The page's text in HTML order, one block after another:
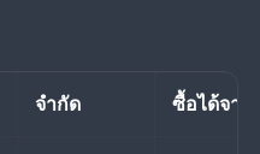
จำกัด ซื้อได้จาก